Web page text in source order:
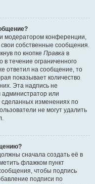
модератором конференции,
собственные сообщения.
по кнопке Правка в
в течение ограниченного
ответил на сообщение, то
показывает количество
Эта надпись не
или
сделанных изменениях по
не могут удалить
сначала создать её в
флажком пункт
чтобы подпись
подписи по